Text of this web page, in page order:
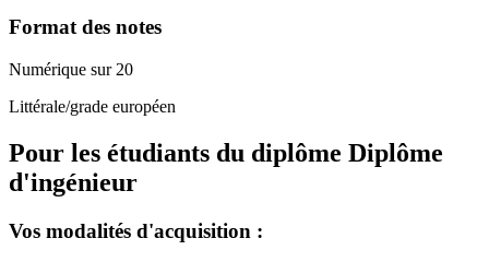
Format des notes
Numérique sur 20
Littérale/grade européen
Pour les étudiants du diplôme Diplôme
d'ingénieur
Vos modalités d'acquisition :